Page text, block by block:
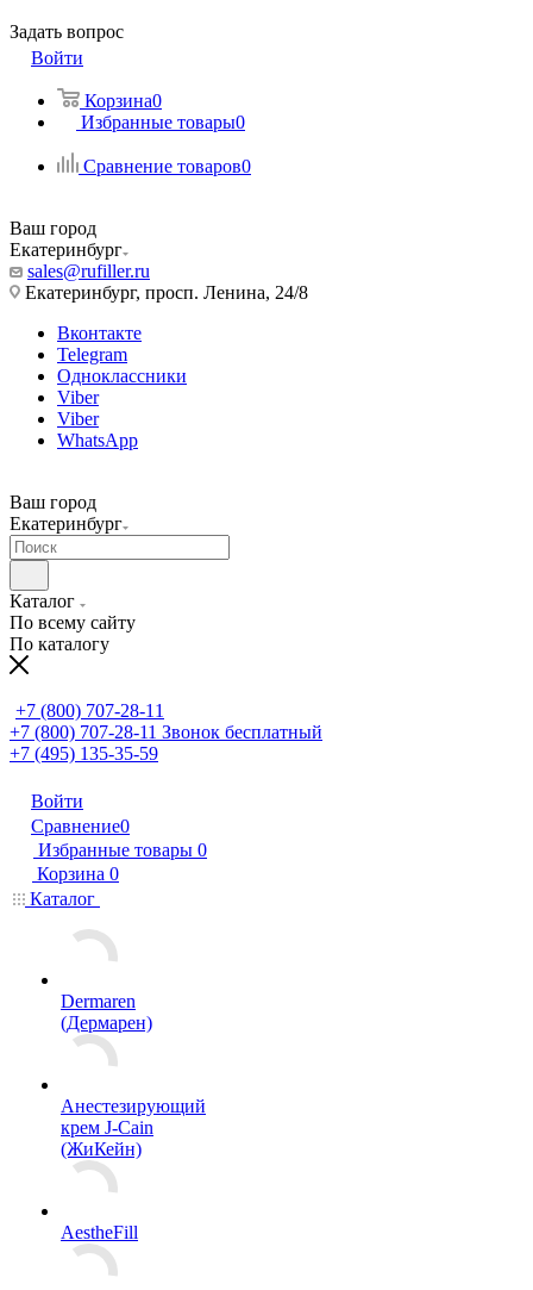
Задать вопрос
Войти
Корзина0
Избранные товары0
Сравнение товаров0
Ваш город
Екатеринбург
sales@rufiller.ru
Екатеринбург, просп. Ленина, 24/8
Вконтакте
Telegram
Одноклассники
Viber
Viber
WhatsApp
Ваш город
Екатеринбург
Каталог
По всему сайту
По каталогу
+7 (800) 707-28-11
+7 (800) 707-28-11 Звонок бесплатный
+7 (495) 135-35-59
Войти
Сравнение0
Избранные товары 0
Корзина 0
Каталог
Dermaren
(Дермарен)
Анестезирующий
крем J-Cain
(ЖиКейн)
AestheFill